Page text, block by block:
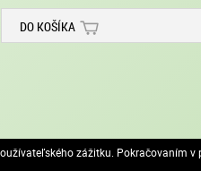
DO KOŠÍKA
zážitku. Pokračovaním